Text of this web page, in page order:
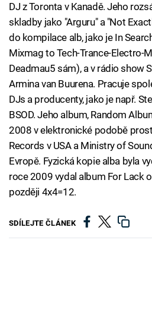
DJ z Toronta v Kanadě. Jeho
skladby jako "Arguru" a "Not
do kompilace alb, jako je In
Mixmag to Tech-Trance-Electro-
Deadmau5 sám), a v rádio show
Armina van Buurena. Pracuje
DJs a producenty, jako je např.
BSOD. Jeho album, Random
2008 v elektronické podobě
Records v USA a Ministry of
Evropě. Fyzická kopie alba byla
roce 2009 vydal album For Lack
později 4x4=12.
SDÍLEJTE ČLÁNEK